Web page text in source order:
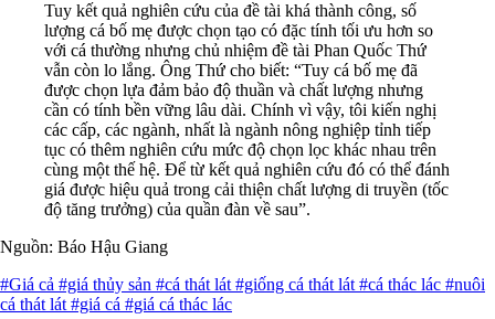
Tuy kết quả nghiên cứu của đề tài khá thành công, số
lượng cá bố mẹ được chọn tạo có đặc tính tối ưu hơn so
với cá thường nhưng chủ nhiệm đề tài Phan Quốc Thứ
vẫn còn lo lắng. Ông Thứ cho biết: “Tuy cá bố mẹ đã
được chọn lựa đảm bảo độ thuần và chất lượng nhưng
cần có tính bền vững lâu dài. Chính vì vậy, tôi kiến nghị
các cấp, các ngành, nhất là ngành nông nghiệp tỉnh tiếp
tục có thêm nghiên cứu mức độ chọn lọc khác nhau trên
cùng một thế hệ. Để từ kết quả nghiên cứu đó có thể đánh
giá được hiệu quả trong cải thiện chất lượng di truyền (tốc
độ tăng trưởng) của quần đàn về sau”.
Nguồn: Báo Hậu Giang
#Giá cả #giá thủy sản #cá thát lát #giống cá thát lát #cá thác lác #nuôi
cá thát lát #giá cá #giá cá thác lác